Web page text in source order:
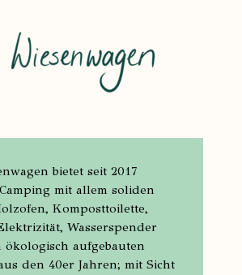
bietet seit 2017
mit allem soliden
Komposttoilette,
Wasserspender
ökologisch aufgebauten
den 40er Jahren; mit Sicht